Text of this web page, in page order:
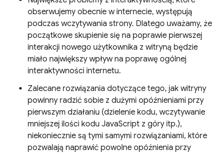
obserwujemy obecnie w internecie, występują
podczas wczytywania strony. Dlatego uważamy, że
początkowe skupienie się na poprawie pierwszej
interakcji nowego użytkownika z witryną będzie
miało największy wpływ na poprawę ogólnej
interaktywności internetu.
Zalecane rozwiązania dotyczące tego, jak witryny
powinny radzić sobie z dużymi opóźnieniami przy
pierwszym działaniu (dzielenie kodu, wczytywanie
mniejszej ilości kodu JavaScript z góry itp.),
niekoniecznie są tymi samymi rozwiązaniami, które
pozwalają naprawić powolne opóźnienia przy